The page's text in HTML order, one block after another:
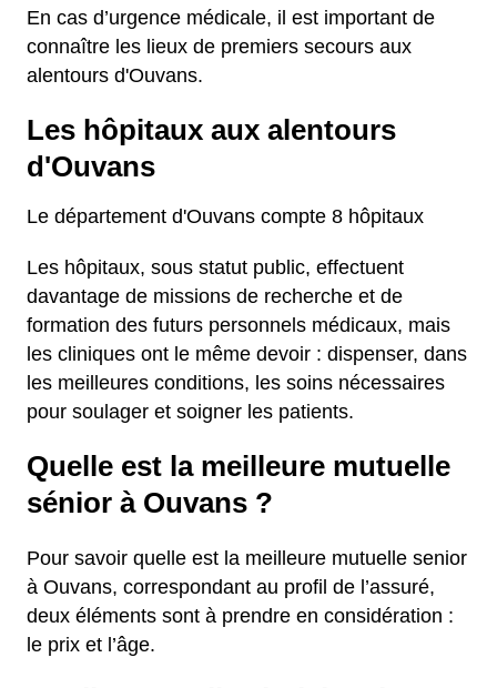
En cas d’urgence médicale, il est important de
connaître les lieux de premiers secours aux
alentours d'Ouvans.
Les hôpitaux aux alentours
d'Ouvans
Le département d'Ouvans compte 8 hôpitaux
Les hôpitaux, sous statut public, effectuent
davantage de missions de recherche et de
formation des futurs personnels médicaux, mais
les cliniques ont le même devoir : dispenser, dans
les meilleures conditions, les soins nécessaires
pour soulager et soigner les patients.
Quelle est la meilleure mutuelle
sénior à Ouvans ?
Pour savoir quelle est la meilleure mutuelle senior
à Ouvans, correspondant au profil de l’assuré,
deux éléments sont à prendre en considération :
le prix et l’âge.